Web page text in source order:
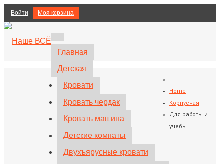
Моя корзина
Войти
Главная
Детская
Кровати
Кровать чердак
Кровать машина
Детские комнаты
Двухъярусные кровати
Home
Корпусная
Для работы и
учебы